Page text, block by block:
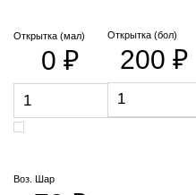
Открытка (мал)
0 ₽
Открытка (бол)
200 ₽
Воз. Шар